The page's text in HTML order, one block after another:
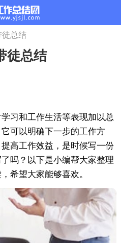
徒总结
徒总结
和工作生活等表现加以总
可以明确下一步的工作方
高工作效益，是时候写一份
吗？以下是小编帮大家整理
希望大家能够喜欢。